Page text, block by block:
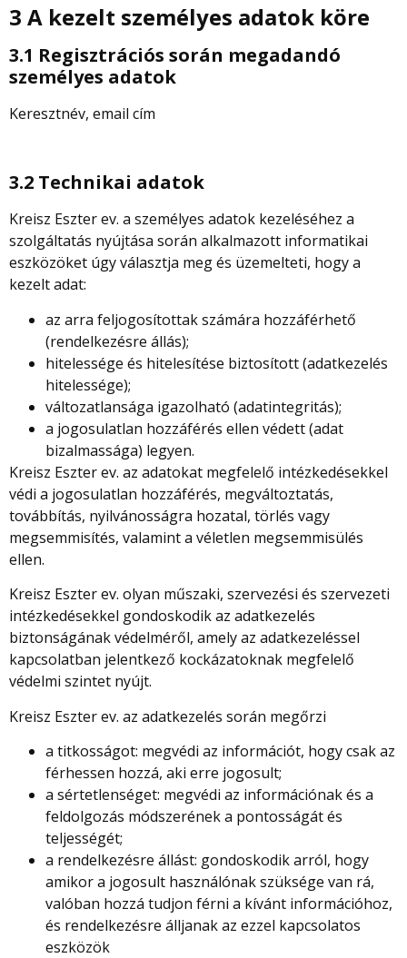
3 A kezelt személyes adatok köre
3.1 Regisztrációs során megadandó
személyes adatok
Keresztnév, email cím
3.2 Technikai adatok
Kreisz Eszter ev. a személyes adatok kezeléséhez a
szolgáltatás nyújtása során alkalmazott informatikai
eszközöket úgy választja meg és üzemelteti, hogy a
kezelt adat:
az arra feljogosítottak számára hozzáférhető
(rendelkezésre állás);
hitelessége és hitelesítése biztosított (adatkezelés
hitelessége);
változatlansága igazolható (adatintegritás);
a jogosulatlan hozzáférés ellen védett (adat
bizalmassága) legyen.
Kreisz Eszter ev. az adatokat megfelelő intézkedésekkel
védi a jogosulatlan hozzáférés, megváltoztatás,
továbbítás, nyilvánosságra hozatal, törlés vagy
megsemmisítés, valamint a véletlen megsemmisülés
ellen.
Kreisz Eszter ev. olyan műszaki, szervezési és szervezeti
intézkedésekkel gondoskodik az adatkezelés
biztonságának védelméről, amely az adatkezeléssel
kapcsolatban jelentkező kockázatoknak megfelelő
védelmi szintet nyújt.
Kreisz Eszter ev. az adatkezelés során megőrzi
a titkosságot: megvédi az információt, hogy csak az
férhessen hozzá, aki erre jogosult;
a sértetlenséget: megvédi az információnak és a
feldolgozás módszerének a pontosságát és
teljességét;
a rendelkezésre állást: gondoskodik arról, hogy
amikor a jogosult használónak szüksége van rá,
valóban hozzá tudjon férni a kívánt információhoz,
és rendelkezésre álljanak az ezzel kapcsolatos
eszközök